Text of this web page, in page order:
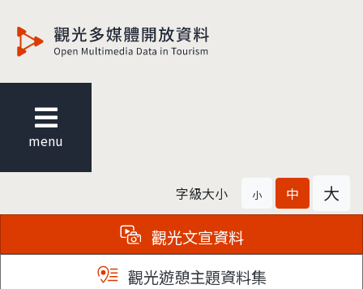
menu
字級大小 小 中 大
觀光文宣資料
觀光遊憩主題資料集